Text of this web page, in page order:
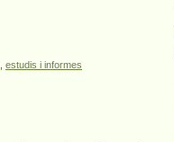
estudis i informes